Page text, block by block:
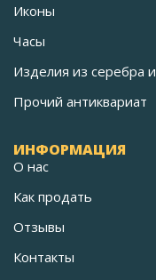
Иконы
Часы
Изделия из серебра
Прочий антиквариат
ИНФОРМАЦИЯ
О нас
Как продать
Отзывы
Контакты